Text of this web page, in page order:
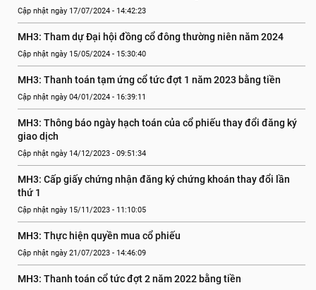
Cập nhật ngày 17/07/2024 - 14:42:23
MH3: Tham dự Đại hội đồng cổ đông thường niên năm 2024
Cập nhật ngày 15/05/2024 - 15:30:40
MH3: Thanh toán tạm ứng cổ tức đợt 1 năm 2023 bằng tiền
Cập nhật ngày 04/01/2024 - 16:39:11
MH3: Thông báo ngày hạch toán của cổ phiếu thay đổi đăng ký
giao dịch
Cập nhật ngày 14/12/2023 - 09:51:34
MH3: Cấp giấy chứng nhận đăng ký chứng khoán thay đổi lần
thứ 1
Cập nhật ngày 15/11/2023 - 11:10:05
MH3: Thực hiện quyền mua cổ phiếu
Cập nhật ngày 21/07/2023 - 14:46:09
MH3: Thanh toán cổ tức đợt 2 năm 2022 bằng tiền